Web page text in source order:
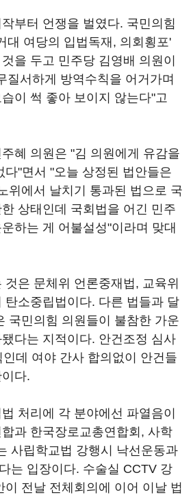
부터 언쟁을 벌였다. 국민의힘
대 여당의 입법독재, 의회횡포'
을 두고 민주당 김영배 의원이
질서하게 방역수칙을 어거가며
이 썩 좋아 보이지 않는다"고
혜 의원은 "김 의원에게 유감을
다"면서 "오늘 상정된 법안들은
위에서 날치기 통과된 법으로 국
상태인데 국회법을 어긴 민주
하는 게 어불설성"이라며 맞대
은 문체위 언론중재법, 교육위
탄소중립법이다. 다른 법들과 달
국민의힘 의원들이 불참한 가운
다는 지적이다. 안건조정 심사
데 여야 간사 합의없이 안건들
다.
처리에 각 분야에선 파열음이
과 한국장로교총연합회, 사학
사립학교법 강행시 낙선운동과
는 입장이다. 수술실 CCTV 강
전날 전체회의에 이어 이날 법